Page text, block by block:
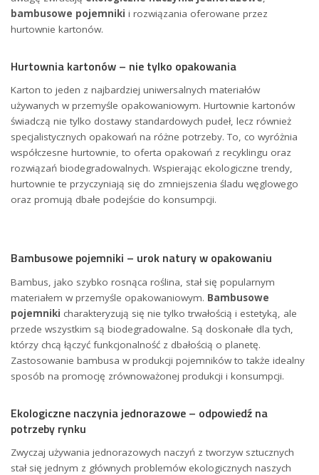
bambusowe pojemniki i rozwiązania oferowane przez
hurtownie kartonów.
Hurtownia kartonów – nie tylko opakowania
Karton to jeden z najbardziej uniwersalnych materiałów
używanych w przemyśle opakowaniowym. Hurtownie kartonów
świadczą nie tylko dostawy standardowych pudeł, lecz również
specjalistycznych opakowań na różne potrzeby. To, co wyróżnia
współczesne hurtownie, to oferta opakowań z recyklingu oraz
rozwiązań biodegradowalnych. Wspierając ekologiczne trendy,
hurtownie te przyczyniają się do zmniejszenia śladu węglowego
oraz promują dbałe podejście do konsumpcji.
Bambusowe pojemniki – urok natury w opakowaniu
Bambus, jako szybko rosnąca roślina, stał się popularnym
materiałem w przemyśle opakowaniowym. Bambusowe
pojemniki charakteryzują się nie tylko trwałością i estetyką, ale
przede wszystkim są biodegradowalne. Są doskonałe dla tych,
którzy chcą łączyć funkcjonalność z dbałością o planetę.
Zastosowanie bambusa w produkcji pojemników to także idealny
sposób na promocję zrównoważonej produkcji i konsumpcji.
Ekologiczne naczynia jednorazowe – odpowiedź na
potrzeby rynku
Zwyczaj używania jednorazowych naczyń z tworzyw sztucznych
stał się jednym z głównych problemów ekologicznych naszych